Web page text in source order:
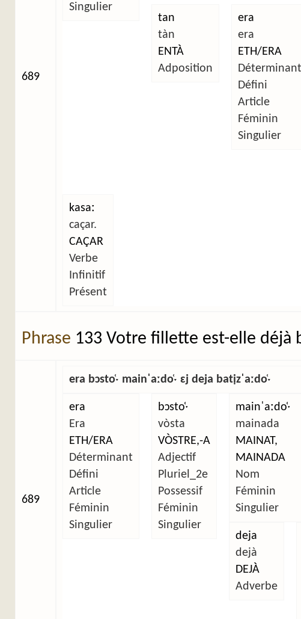
689
Singulier
tan
tàn
ENTÀ
Adposition
era
era
ETH/ERA
Déterminant
Défini
Article
Féminin
Singulier
kasaː
caçar.
CAÇAR
Verbe
Infinitif
Présent
Phrase 133 Votre fillette est-elle déjà
689
era bɔsto̜ˑ mainˈaːdo̜ˑ ɛj deja batịzˈaːdo̜ˑ
era
Era
ETH/ERA
Déterminant
Défini
Article
Féminin
Singulier
bɔsto̜ˑ
vòsta
VÒSTRE,-A
Adjectif
Pluriel_2e
Possessif
Féminin
Singulier
mainˈaːdo̜ˑ
mainada
MAINAT,
MAINADA
Nom
Féminin
Singulier
deja
dejà
DEJÀ
Adverbe